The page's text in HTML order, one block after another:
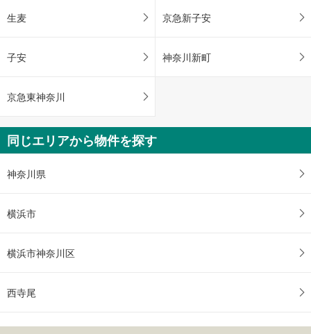
生麦 京急新子安
子安 神奈川新町
京急東神奈川
同じエリアから物件を探す
神奈川県
横浜市
横浜市神奈川区
西寺尾